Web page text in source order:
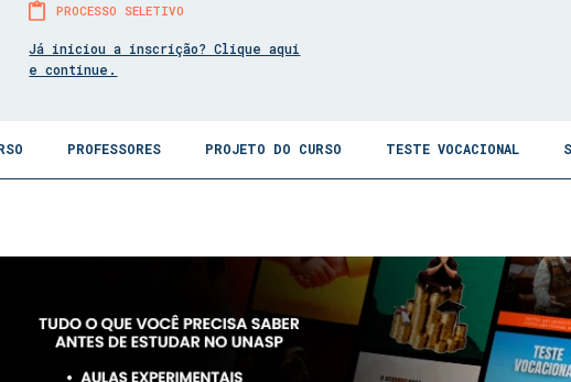
PROCESSO SELETIVO
Já iniciou a inscrição? Clique aqui
e continue.
PROFESSORES PROJETO DO CURSO TESTE VOCACIONAL